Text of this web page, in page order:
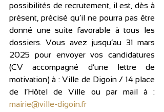
possibilités de recrutement, il est, dès à
présent, précisé qu’il ne pourra pas être
donné une suite favorable à tous les
dossiers. Vous avez jusqu’au 31 mars
2025 pour envoyer vos candidatures
(CV accompagné d’une lettre de
motivation) à : Ville de Digoin / 14 place
mairie@ville-digoin.fr